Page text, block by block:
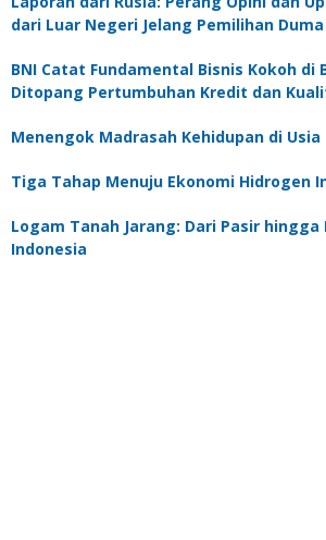
dari Luar Negeri Jelang Pemilihan Duma
BNI Catat Fundamental Bisnis Kokoh di
Ditopang Pertumbuhan Kredit dan
Menengok Madrasah Kehidupan di Usia
Tiga Tahap Menuju Ekonomi Hidrogen
Logam Tanah Jarang: Dari Pasir hingga
Indonesia